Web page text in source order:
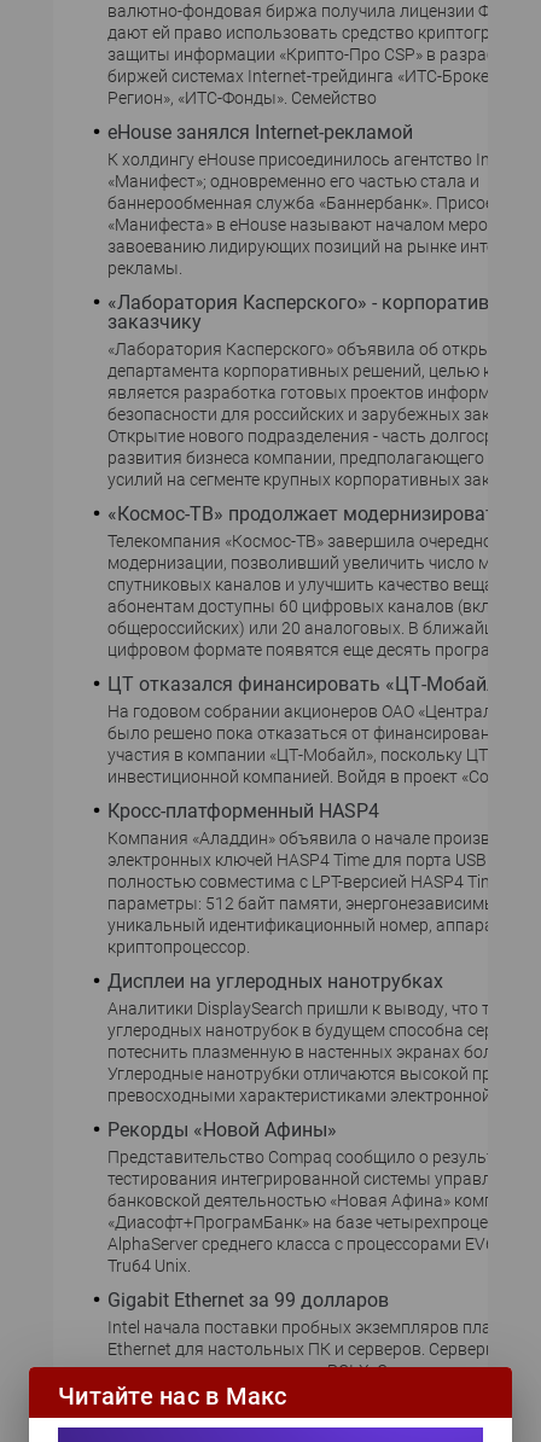
валютно-фондовая биржа получила лицензии
дают ей право использовать средство
защиты информации «Крипто-Про CSP» в
биржей системах Internet-трейдинга «ИТС-Брокер»,
Регион», «ИТС-Фонды». Семейство
eHouse занялся Internet-рекламой
К холдингу eHouse присоединилось агентство
«Манифест»; одновременно его частью стала и
баннерообменная служба «Баннербанк».
«Манифеста» в eHouse называют началом
завоеванию лидирующих позиций на рынке
рекламы.
«Лаборатория Касперского» - корпоративному
заказчику
«Лаборатория Касперского» объявила об открытии
департамента корпоративных решений, целью
является разработка готовых проектов
безопасности для российских и зарубежных
Открытие нового подразделения - часть
развития бизнеса компании, предполагающего
усилий на сегменте крупных корпоративных
«Космос-ТВ» продолжает модернизироваться
Телекомпания «Космос-ТВ» завершила очередной этап
модернизации, позволивший увеличить число
спутниковых каналов и улучшить качество вещания.
абонентам доступны 60 цифровых каналов (включая
общероссийских) или 20 аналоговых. В ближайшее
цифровом формате появятся еще десять программ.
ЦТ отказался финансировать «ЦТ-Мобайл»
На годовом собрании акционеров ОАО «Центральный
было решено пока отказаться от финансирования
участия в компании «ЦТ-Мобайл», поскольку ЦТ не
инвестиционной компанией. Войдя в проект «Соник
Кросс-платформенный HASP4
Компания «Аладдин» объявила о начале
электронных ключей HASP4 Time для порта USB.
полностью совместима с LPT-версией HASP4 Time и
параметры: 512 байт памяти, энергонезависимый
уникальный идентификационный номер, аппаратный
криптопроцессор.
Дисплеи на углеродных нанотрубках
Аналитики DisplaySearch пришли к выводу, что
углеродных нанотрубок в будущем способна серьезно
потеснить плазменную в настенных экранах
Углеродные нанотрубки отличаются высокой
превосходными характеристиками электронной
Рекорды «Новой Афины»
Представительство Compaq сообщило о результатах
тестирования интегрированной системы управления
банковской деятельностью «Новая Афина» компании
«Диасофт+ПрограмБанк» на базе
AlphaServer среднего класса с процессорами EV68/1
Tru64 Unix.
Gigabit Ethernet за 99 долларов
Intel начала поставки пробных экземпляров плат
Ethernet для настольных ПК и серверов. Серверный
поддерживает архитектуру PCI-X. Стоимость модели
настольных ПК составит 99 долл.; расценки на
модель станут известны позже.
Читайте нас в Макс